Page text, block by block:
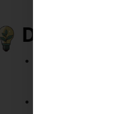
Das
Eine
Zusätzlich kommen in